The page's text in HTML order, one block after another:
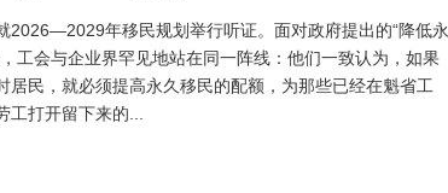
2026—2029年移民规划举行听证。面对政府提出的“降低永
工会与企业界罕见地站在同一阵线：他们一致认为，如果
居民，就必须提高永久移民的配额，为那些已经在魁省工
工打开留下来的...